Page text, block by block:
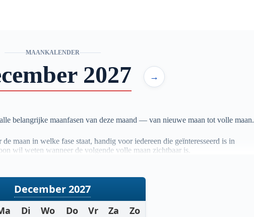
MAANKALENDER
2027 →
belangrijke maanfasen van deze maand — van nieuwe maan tot volle maan.
maan in welke fase staat, handig voor iedereen die geïnteresseerd is in
wil weten wanneer de volgende volle maan zichtbaar is.
December 2027
Di Wo Do Vr Za
Zo